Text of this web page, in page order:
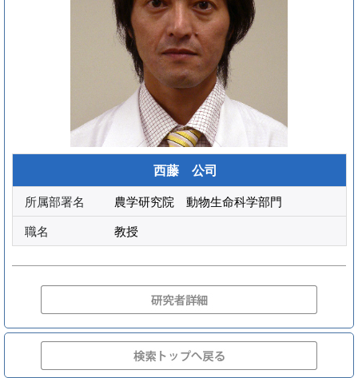
西藤 公司
所属部署名
農学研究院 動物生命科学部門
職名
教授